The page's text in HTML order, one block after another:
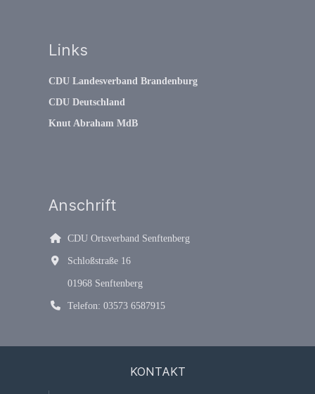
Links
CDU Landesverband Brandenburg
CDU Deutschland
Knut Abraham MdB
Anschrift
CDU Ortsverband Senftenberg
Schloßstraße 16
01968 Senftenberg
Telefon: 03573 6587915
KONTAKT